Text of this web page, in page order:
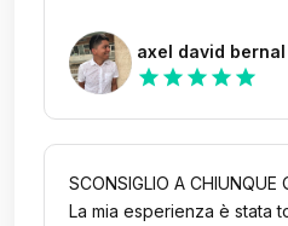
axel david
star star star star star
SCONSIGLIO A CHIUNQUE
La mia esperienza è stata